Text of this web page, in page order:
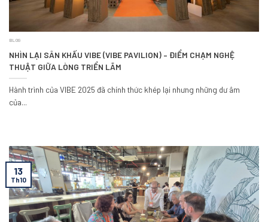
BLOG
NHÌN LẠI SÂN KHẤU VIBE (VIBE PAVILION) – ĐIỂM CHẠM NGHỆ
THUẬT GIỮA LÒNG TRIỂN LÃM
Hành trình của VIBE 2025 đã chính thức khép lại nhưng những dư âm
của...
13
Th10